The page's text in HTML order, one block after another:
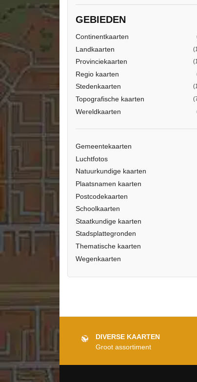
GEBIEDEN
Continentkaarten
Landkaarten
Provinciekaarten
Regio kaarten
Stedenkaarten
Topografische kaarten
Wereldkaarten
Gemeentekaarten
Luchtfotos
Natuurkundige kaarten
Plaatsnamen kaarten
Postcodekaarten
Schoolkaarten
Staatkundige kaarten
Stadsplattegronden
Thematische kaarten
Wegenkaarten
DIVERSE KAARTEN
Groot assortiment